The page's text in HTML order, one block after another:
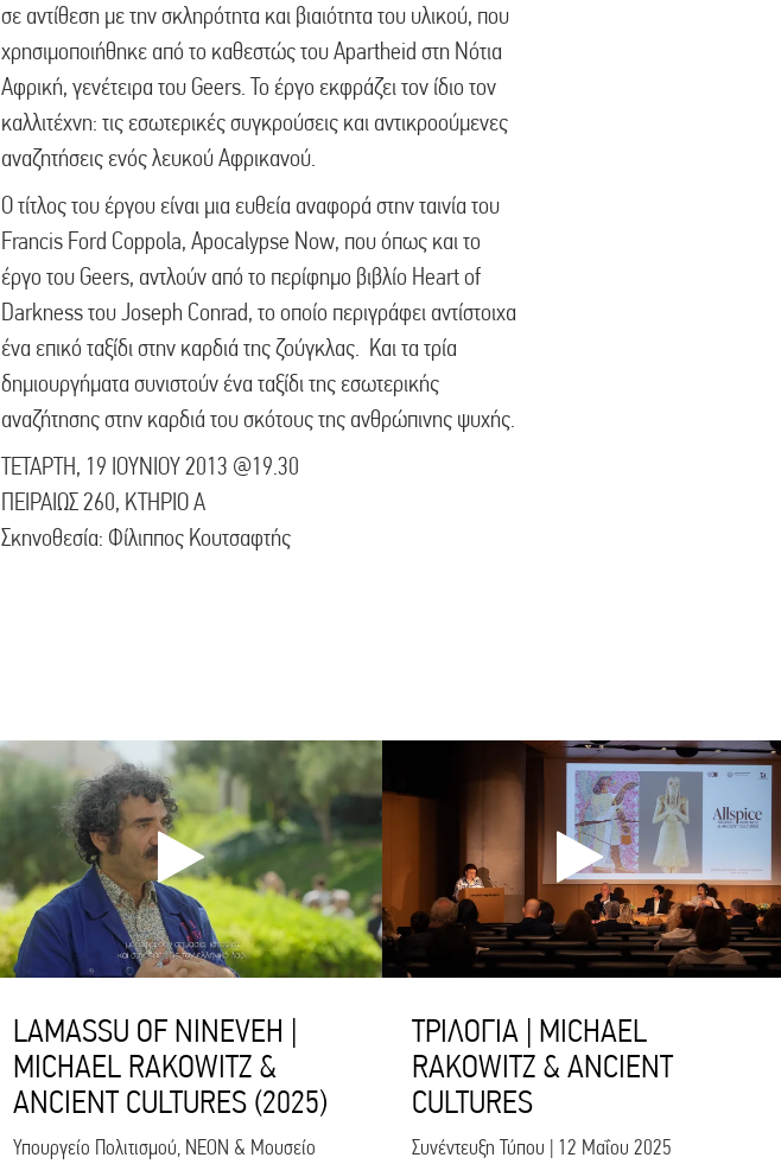
σε αντίθεση με την σκληρότητα και βιαιότητα του υλικού, που
χρησιμοποιήθηκε από το καθεστώς του Apartheid στη Νότια
Αφρική, γενέτειρα του Geers. Το έργο εκφράζει τον ίδιο τον
καλλιτέχνη: τις εσωτερικές συγκρούσεις και αντικροούμενες
αναζητήσεις ενός λευκού Αφρικανού.
Ο τίτλος του έργου είναι μια ευθεία αναφορά στην ταινία του
Francis Ford Coppola, Apocalypse Now, που όπως και το
έργο του Geers, αντλούν από το περίφημο βιβλίο Heart of
Darkness του Joseph Conrad, το οποίο περιγράφει αντίστοιχα
ένα επικό ταξίδι στην καρδιά της ζούγκλας. Και τα τρία
δημιουργήματα συνιστούν ένα ταξίδι της εσωτερικής
αναζήτησης στην καρδιά του σκότους της ανθρώπινης ψυχής.
ΤΕΤΑΡΤΗ, 19 ΙΟΥΝΙΟΥ 2013 @19.30
ΠΕΙΡΑΙΩΣ 260, ΚΤΗΡΙΟ Α
Σκηνοθεσία: Φίλιππος Κουτσαφτής
LAMASSU OF NINEVEH |
MICHAEL RAKOWITZ &
ANCIENT CULTURES (2025)
Υπουργείο Πολιτισμού, NEON & Μουσείο
ΤΡΙΛΟΓΙΑ | MICHAEL
RAKOWITZ & ANCIENT
CULTURES
Συνέντευξη Τύπου | 12 Μαΐου 2025